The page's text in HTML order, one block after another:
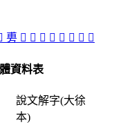
旉 󲞷 󲞺 󲟈 󲞸 󲞹 󲟇 󲟆 𨊴
資料表
說文解字(大徐
本)